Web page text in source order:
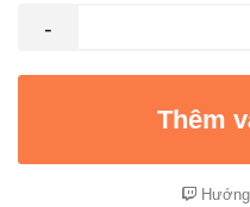
-
Thêm